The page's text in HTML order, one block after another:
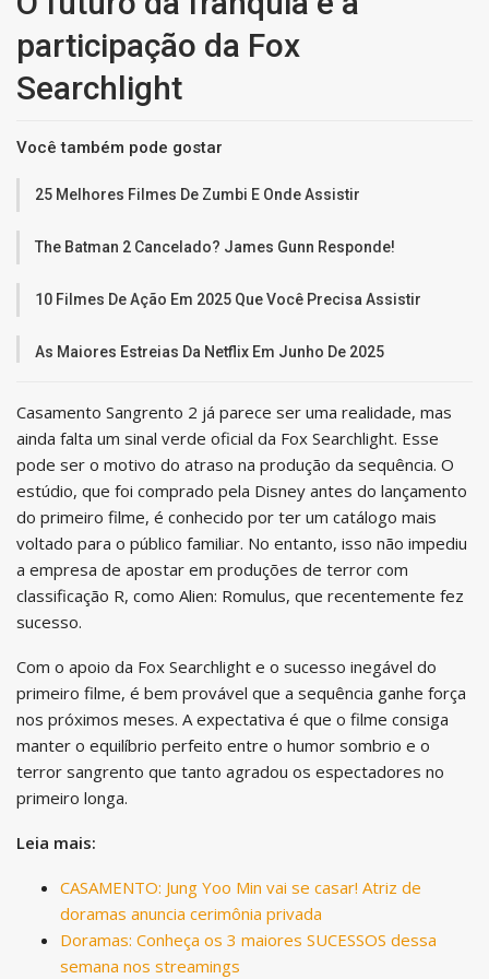
participação da Fox
Searchlight
Você também pode gostar
25 Melhores Filmes De Zumbi E Onde Assistir
The Batman 2 Cancelado? James Gunn Responde!
10 Filmes De Ação Em 2025 Que Você Precisa Assistir
As Maiores Estreias Da Netflix Em Junho De 2025
Casamento Sangrento 2 já parece ser uma realidade, mas
ainda falta um sinal verde oficial da Fox Searchlight. Esse
pode ser o motivo do atraso na produção da sequência. O
estúdio, que foi comprado pela Disney antes do lançamento
do primeiro filme, é conhecido por ter um catálogo mais
voltado para o público familiar. No entanto, isso não impediu
a empresa de apostar em produções de terror com
classificação R, como Alien: Romulus, que recentemente fez
sucesso.
Com o apoio da Fox Searchlight e o sucesso inegável do
primeiro filme, é bem provável que a sequência ganhe força
nos próximos meses. A expectativa é que o filme consiga
manter o equilíbrio perfeito entre o humor sombrio e o
terror sangrento que tanto agradou os espectadores no
primeiro longa.
Leia mais:
CASAMENTO: Jung Yoo Min vai se casar! Atriz de
doramas anuncia cerimônia privada
Doramas: Conheça os 3 maiores SUCESSOS dessa
semana nos streamings